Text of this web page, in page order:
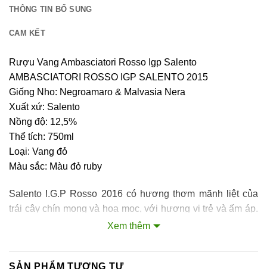
THÔNG TIN BỔ SUNG
CAM KẾT
Rượu Vang Ambasciatori Rosso Igp Salento
AMBASCIATORI ROSSO IGP SALENTO 2015
Giống Nho: Negroamaro & Malvasia Nera
Xuất xứ: Salento
Nồng độ: 12,5%
Thể tích: 750ml
Loại: Vang đỏ
Màu sắc: Màu đỏ ruby
Salento I.G.P Rosso 2016 có hương thơm mãnh liệt của
trái cây chín mọng và hoa mọc, với hương vị trẻ và ấm áp.
Rượu vang phù hợp cho tất cả các bữa ăn, món thịt đỏ và
CANTINA SAMPIETRANA
Xem thêm
SẢN PHẨM TƯƠNG TỰ